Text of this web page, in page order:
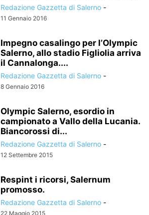
Redazione Gazzetta di Salerno -
11 Gennaio 2016
Impegno casalingo per l’Olympic
Salerno, allo stadio Figliolia arriva
il Cannalonga....
Redazione Gazzetta di Salerno -
8 Gennaio 2016
Olympic Salerno, esordio in
campionato a Vallo della Lucania.
Biancorossi di...
Redazione Gazzetta di Salerno -
12 Settembre 2015
Respint i ricorsi, Salernum
promosso.
Redazione Gazzetta di Salerno -
22 Maggio 2015